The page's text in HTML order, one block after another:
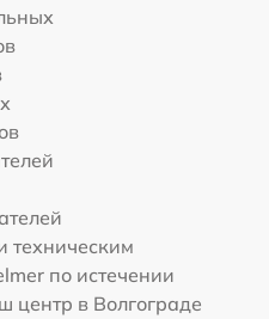
техническим
по истечении
центр в Волгограде